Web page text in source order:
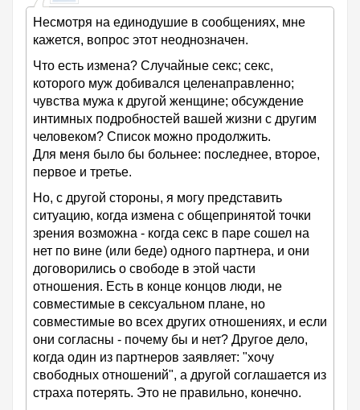
Несмотря на единодушие в сообщениях, мне
кажется, вопрос этот неоднозначен.
Что есть измена? Случайные секс; секс,
которого муж добивался целенаправленно;
чувства мужа к другой женщине; обсуждение
интимных подробностей вашей жизни с другим
человеком? Список можно продолжить.
Для меня было бы больнее: последнее, второе,
первое и третье.
Но, с другой стороны, я могу представить
ситуацию, когда измена с общепринятой точки
зрения возможна - когда секс в паре сошел на
нет по вине (или беде) одного партнера, и они
договорились о свободе в этой части
отношения. Есть в конце концов люди, не
совместимые в сексуальном плане, но
совместимые во всех других отношениях, и если
они согласны - почему бы и нет? Другое дело,
когда один из партнеров заявляет: "хочу
свободных отношений", а другой соглашается из
страха потерять. Это не правильно, конечно.